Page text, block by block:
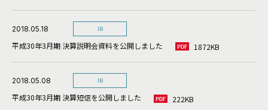
2018.05.18 IR
平成30年3月期 決算説明会資料を公開しました 1872KB
2018.05.08 IR
平成30年3月期 決算短信を公開しました 222KB